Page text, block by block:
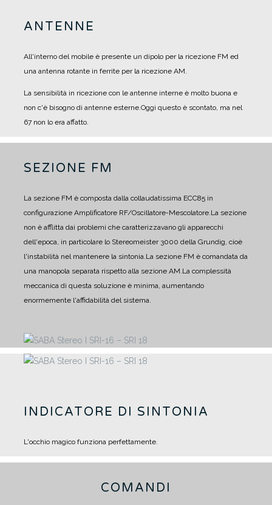
ANTENNE
All'interno del mobile è presente un dipolo per la ricezione FM ed
una antenna rotante in ferrite per la ricezione AM.
La sensibilità in ricezione con le antenne interne è molto buona e
non c'è bisogno di antenne esterne.Oggi questo è scontato, ma nel
67 non lo era affatto.
SEZIONE FM
La sezione FM è composta dalla collaudatissima ECC85 in
configurazione Amplificatore RF/Oscillatore-Mescolatore.La sezione
non è afflitta dai problemi che caratterizzavano gli apparecchi
dell'epoca, in particolare lo Stereomeister 3000 della Grundig, cioè
l'instabilità nel mantenere la sintonia.La sezione FM è comandata da
una manopola separata rispetto alla sezione AM.La complessità
meccanica di questa soluzione è minima, aumentando
enormemente l'affidabilità del sistema.
INDICATORE DI SINTONIA
L'occhio magico funziona perfettamente.
COMANDI